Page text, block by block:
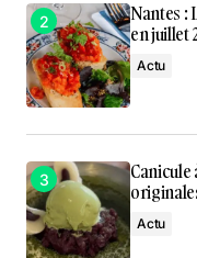
Nantes :
en juillet
Actu
Canicule
Actu